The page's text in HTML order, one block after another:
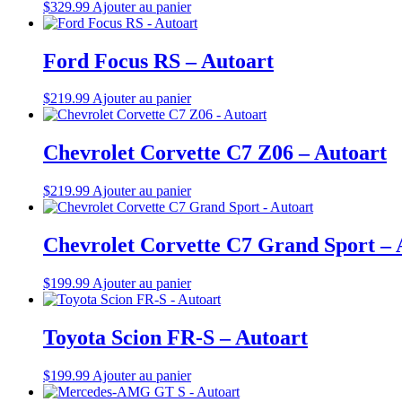
$329.99 Ajouter au panier
Ford Focus RS – Autoart
$219.99Ajouter au panier
Chevrolet Corvette C7 Z06 – Autoart
$219.99 Ajouter au panier
Chevrolet Corvette C7 Grand Sport –
$199.99 Ajouter au panier
Toyota Scion FR-S – Autoart
$199.99 Ajouter au panier